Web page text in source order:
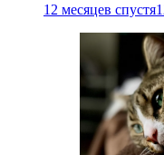
12 месяцев спустя